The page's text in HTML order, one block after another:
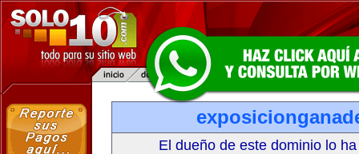
El dueño de este dominio lo